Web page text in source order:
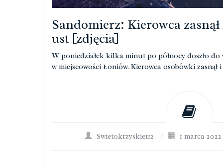
Sandomierz: Kierowca
ust [zdjęcia]
W poniedziałek kilka minut po północy doszło
w miejscowości Łoniów. Kierowca osobówki zasnął
Swietokrzyskie112 / 1 marca 2022